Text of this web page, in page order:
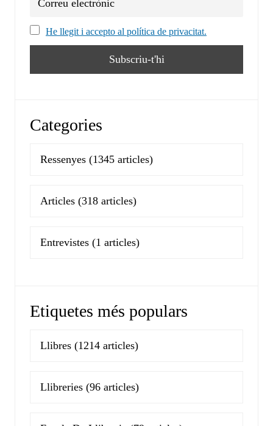
He llegit i accepto al política de privacitat.
Categories
Ressenyes (1345 articles)
Articles (318 articles)
Entrevistes (1 articles)
Etiquetes més populars
Llibres (1214 articles)
Llibreries (96 articles)